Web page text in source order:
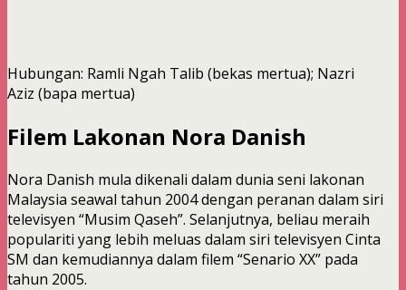
Hubungan: Ramli Ngah Talib (bekas mertua); Nazri
Aziz (bapa mertua)
Filem Lakonan Nora Danish
Nora Danish mula dikenali dalam dunia seni lakonan
Malaysia seawal tahun 2004 dengan peranan dalam siri
televisyen “Musim Qaseh”. Selanjutnya, beliau meraih
populariti yang lebih meluas dalam siri televisyen Cinta
SM dan kemudiannya dalam filem “Senario XX” pada
tahun 2005.